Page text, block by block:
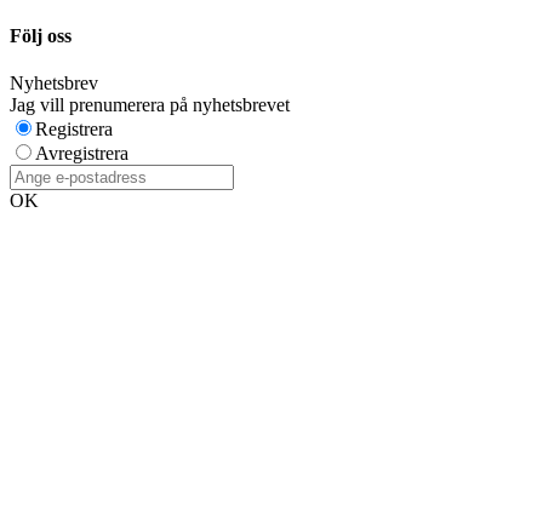
Följ oss
Nyhetsbrev
Jag vill prenumerera på nyhetsbrevet
Registrera
Avregistrera
OK